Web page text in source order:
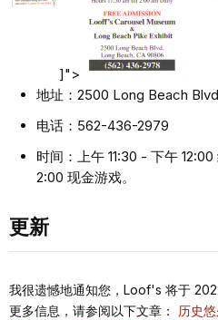
]">
地址：2500 Long Beach
电话：562-436-2979
时间：上午 11:30 - 下午
2:00 现金游戏。
更新
我很遗憾地通知您，Loof's 将于
更多信息，请参阅以下文章：
历史